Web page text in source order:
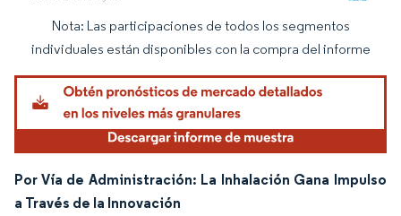
Imagen © Mordor Intelligence. El uso requiere atribución según CC BY 4.0.
Nota: Las participaciones de todos los segmentos
individuales están disponibles con la compra del informe
Por Vía de Administración: La Inhalación Gana Impulso
a Través de la Innovación